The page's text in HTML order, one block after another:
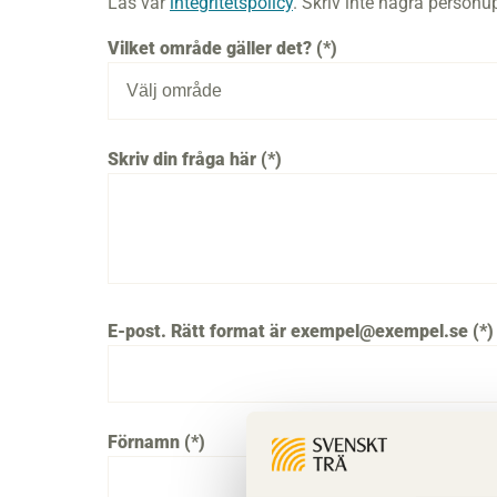
Vilket område gäller det?
Skriv din fråga här
E-post. Rätt format är exempel@exempel.se
Förnamn